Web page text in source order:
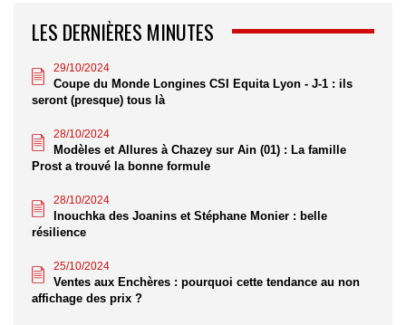
LES DERNIÈRES MINUTES
29/10/2024
Coupe du Monde Longines CSI Equita Lyon - J-1 : ils
seront (presque) tous là
28/10/2024
Modèles et Allures à Chazey sur Ain (01) : La famille
Prost a trouvé la bonne formule
28/10/2024
Inouchka des Joanins et Stéphane Monier : belle
résilience
25/10/2024
Ventes aux Enchères : pourquoi cette tendance au non
affichage des prix ?